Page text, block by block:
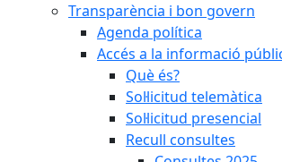
Transparència i bon govern
Agenda política
Accés a la informació
Què és?
Sol·licitud telemàtica
Sol·licitud presencial
Recull consultes